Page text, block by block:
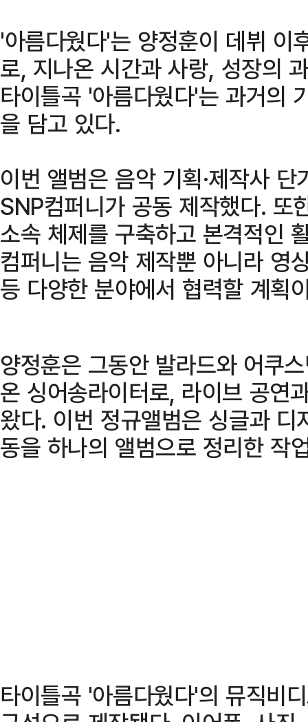
'아름다웠다'는 양정훈이 데뷔 이
로, 지나온 시간과 사랑, 성장의
타이틀곡 '아름다웠다'는 과거의
을 담고 있다.
이번 앨범은 음악 기획·제작사 단
SNP컴퍼니가 공동 제작했다. 또
소속 체제를 구축하고 본격적인
컴퍼니는 음악 제작뿐 아니라 영
등 다양한 분야에서 협력할 계획
양정훈은 그동안 발라드와 어쿠
온 싱어송라이터로, 라이브 공연
왔다. 이번 정규앨범은 싱글과
동을 하나의 앨범으로 정리한 작
타이틀곡 '아름다웠다'의 뮤직비